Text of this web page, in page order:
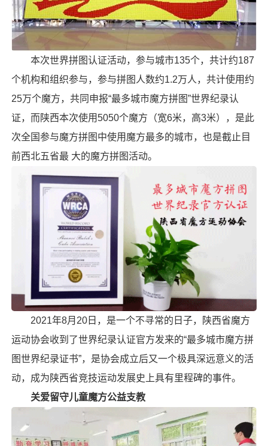
本次世界拼图认证活动，参与城市135个，共计约187
个机构和组织参与，参与拼图人数约1.2万人，共计使用约
25万个魔方，共同申报“最多城市魔方拼图”世界纪录认
证，而陕西本次使用5050个魔方（宽6米，高3米），是此
次全国参与魔方拼图中使用魔方最多的城市，也是截止目
前西北五省最 大的魔方拼图活动。
2021年8月20日，是一个不寻常的日子，陕西省魔方
运动协会收到了世界纪录认证官方发来的“最多城市魔方拼
图世界纪录证书”，是协会成立后又一个极具深远意义的活
动，成为陕西省竞技运动发展史上具有里程碑的事件。
关爱留守儿童魔方公益支教